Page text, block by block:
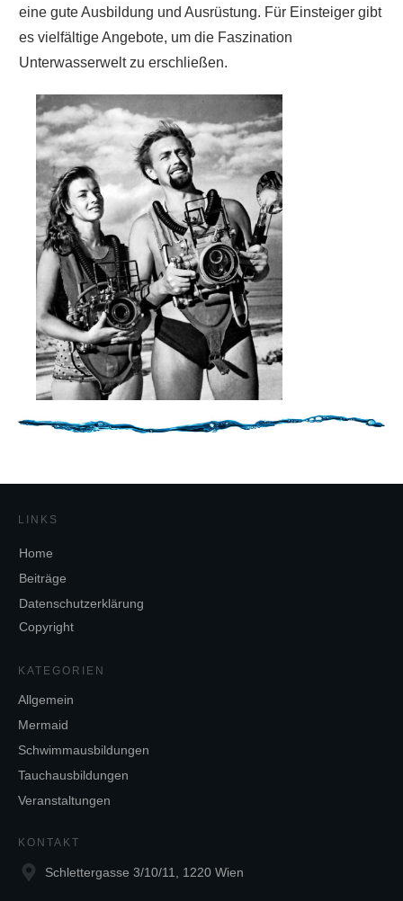
eine gute Ausbildung und Ausrüstung. Für Einsteiger gibt
es vielfältige Angebote, um die Faszination
Unterwasserwelt zu erschließen.
LINKS
Home
Beiträge
Datenschutzerklärung
Copyright
KATEGORIEN
Allgemein
Mermaid
Schwimmausbildungen
Tauchausbildungen
Veranstaltungen
KONTAKT
Schlettergasse 3/10/11, 1220 Wien